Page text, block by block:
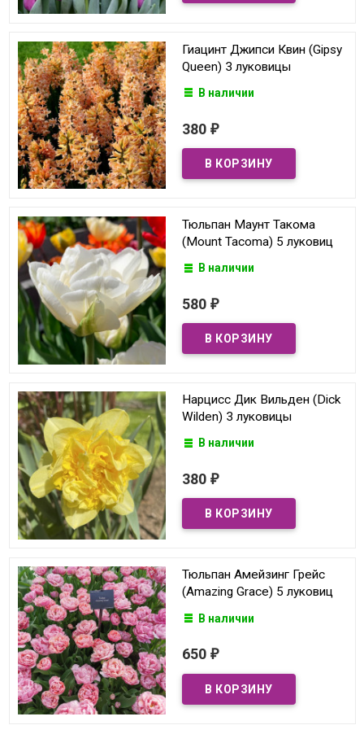
Гиацинт Джипси Квин (Gipsy
Queen) 3 луковицы
В наличии
380 ₽
Тюльпан Маунт Такома
(Mount Tacoma) 5 луковиц
В наличии
580 ₽
Нарцисс Дик Вильден (Dick
Wilden) 3 луковицы
В наличии
380 ₽
Тюльпан Амейзинг Грейс
(Amazing Grace) 5 луковиц
В наличии
650 ₽